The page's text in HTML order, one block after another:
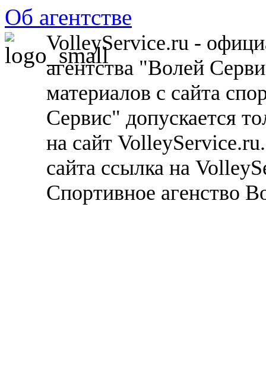
Об агентстве
VolleyService.ru -
агентства "Волей
материалов с сайта
Сервис" допускается
на сайт
сайта ссылка на
Спортивное агенство